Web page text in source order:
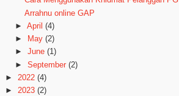
Arrahnu online GAP
► April (4)
►
May (2)
► June (1)
► September (2)
► 2022 (4)
► 2023 (2)